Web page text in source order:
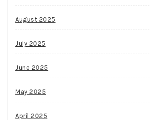
August 2025
July 2025
June 2025
May 2025
April 2025